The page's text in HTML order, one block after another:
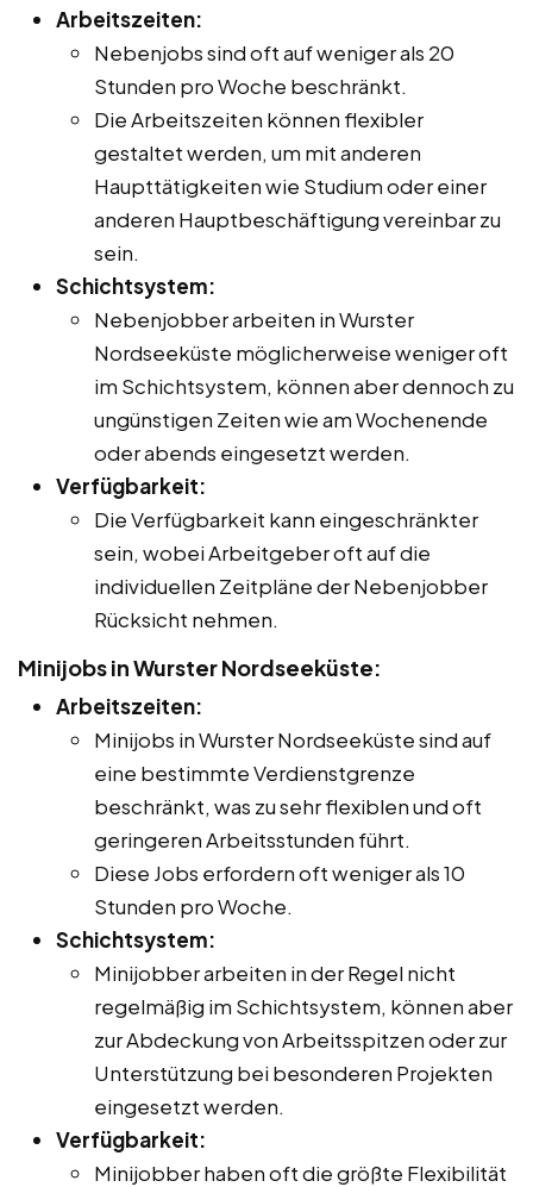
Arbeitszeiten:
Nebenjobs sind oft auf weniger als 20
Stunden pro Woche beschränkt.
Die Arbeitszeiten können flexibler
gestaltet werden, um mit anderen
Haupttätigkeiten wie Studium oder einer
anderen Hauptbeschäftigung vereinbar zu
sein.
Schichtsystem:
Nebenjobber arbeiten in Wurster
Nordseeküste möglicherweise weniger oft
im Schichtsystem, können aber dennoch zu
ungünstigen Zeiten wie am Wochenende
oder abends eingesetzt werden.
Verfügbarkeit:
Die Verfügbarkeit kann eingeschränkter
sein, wobei Arbeitgeber oft auf die
individuellen Zeitpläne der Nebenjobber
Rücksicht nehmen.
Minijobs in Wurster Nordseeküste:
Arbeitszeiten:
Minijobs in Wurster Nordseeküste sind auf
eine bestimmte Verdienstgrenze
beschränkt, was zu sehr flexiblen und oft
geringeren Arbeitsstunden führt.
Diese Jobs erfordern oft weniger als 10
Stunden pro Woche.
Schichtsystem:
Minijobber arbeiten in der Regel nicht
regelmäßig im Schichtsystem, können aber
zur Abdeckung von Arbeitsspitzen oder zur
Unterstützung bei besonderen Projekten
eingesetzt werden.
Verfügbarkeit:
Minijobber haben oft die größte Flexibilität